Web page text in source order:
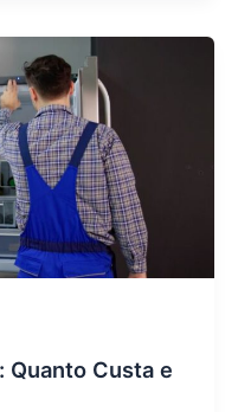
Quanto Custa e